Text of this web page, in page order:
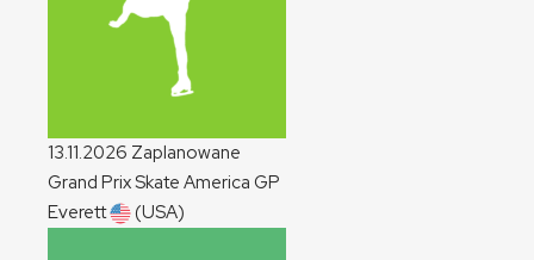
13.11.2026 Zaplanowane
Grand Prix Skate America GP
Everett
(USA)